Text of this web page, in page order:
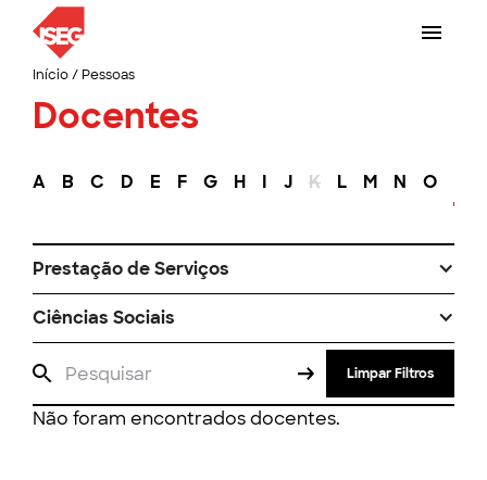
Início/ Pessoas
Docentes
A B C D E F G H I J K L M N O
Prestação de Serviços
Ciências Sociais
Limpar Filtros
Não foram encontrados docentes.